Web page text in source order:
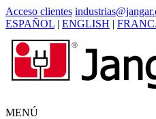
Acceso clientes
ESPAÑOL | ENGLISH |
MENÚ